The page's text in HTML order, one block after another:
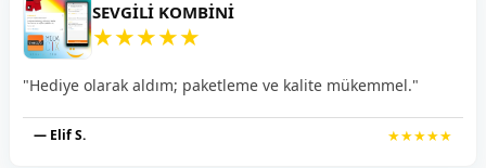
SEVGILI KOMBINI
★★★★★
"Hediye olarak aldım; paketleme ve kalite mükemmel."
— Elif S. ★★★★★